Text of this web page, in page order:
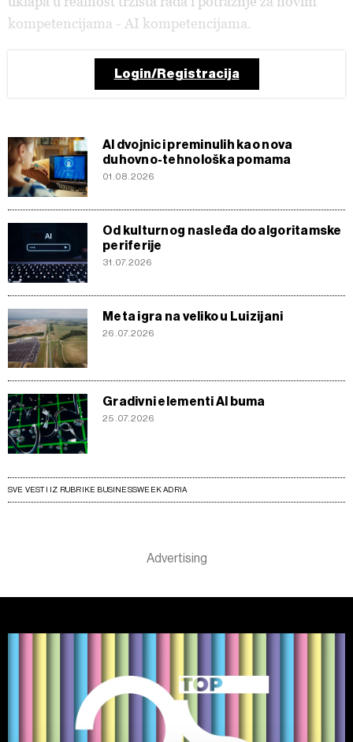
kompetencijama - AI kompetencijama.
Login/Registracija
AI dvojnici preminulih kao nova
duhovno-tehnološka pomama
01.08.2026
Od kulturnog nasleđa do algoritamske
periferije
31.07.2026
Meta igra na veliko u Luizijani
26.07.2026
Gradivni elementi AI buma
25.07.2026
SVE VESTI IZ RUBRIKE BUSINESSWEEK ADRIA